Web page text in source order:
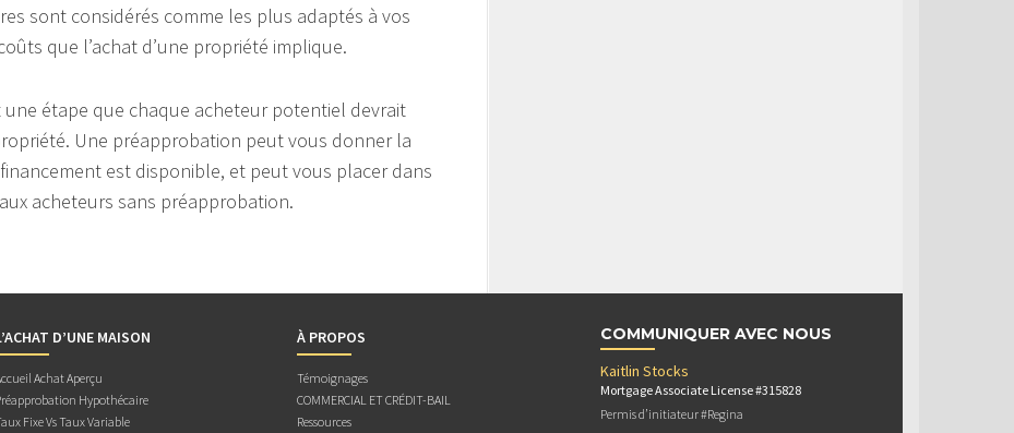
sont considérés comme les plus adaptés à vos
que l’achat d’une propriété implique.
étape que chaque acheteur potentiel devrait
Une préapprobation peut vous donner la
est disponible, et peut vous placer dans
acheteurs sans préapprobation.
D’UNE MAISON
Achat Aperçu
Hypothécaire
Fixe Vs Taux Variable
À PROPOS
Témoignages
COMMERCIAL ET CRÉDIT-BAIL
Ressources
COMMUNIQUER AVEC NOUS
Kaitlin Stocks
Mortgage Associate License #315828
Permis d’initiateur #Regina